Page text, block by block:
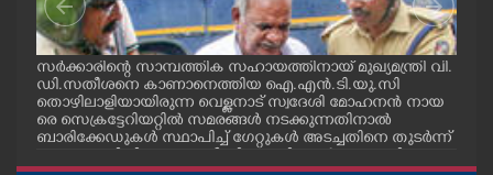
SPIRITUAL
INFO+
സർക്കാരിന്റെ സാമ്പത്തിക സഹായത്തിനായ് മുഖ്യമന്ത്രി വി.
ഡി.സതീശനെ കാണാനെത്തിയ ഐ.എൻ.ടി.യു.സി
തൊഴിലാളിയായിരുന്ന വെള്ളനാട് സ്വദേശി മോഹനൻ നായ
രെ സെക്രട്ടേറിയറ്റിൽ സമരങ്ങൾ നടക്കുന്നതിനാൽ
ബാരിക്കേഡുകൾ സ്ഥാപിച്ച് ഗേറ്റുകൾ അടച്ചതിനെ തുടർന്ന്